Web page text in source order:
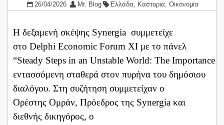
26/04/2026 Mr. Blog Ελλάδα, Καστοριά, Οικονομία
Η δεξαμενή σκέψης Synergia συμμετείχε
στο Delphi Economic Forum XI με το πάνελ
“Steady Steps in an Unstable World: The
εντασσόμενη σταθερά στον πυρήνα του δημόσιου
διαλόγου. Στη συζήτηση συμμετείχαν ο
Ορέστης Ομράν, Πρόεδρος της Synergia και
διεθνής δικηγόρος, ο